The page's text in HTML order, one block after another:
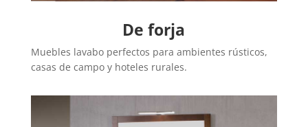
De forja
Muebles lavabo perfectos para ambientes rústicos,
casas de campo y hoteles rurales.